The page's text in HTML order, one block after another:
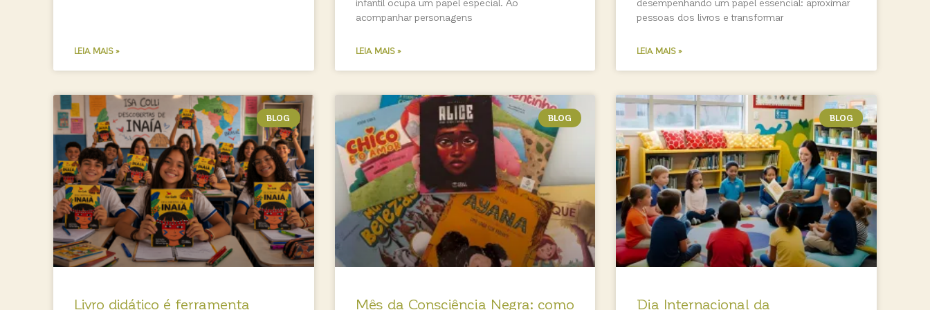
LEIA MAIS »
infantil ocupa um papel especial. Ao
acompanhar personagens
LEIA MAIS »
desempenhando um papel essencial: aproximar
pessoas dos livros e transformar
LEIA MAIS »
BLOG
Livro didático é ferramenta
BLOG
Mês da Consciência Negra: como
BLOG
Dia Internacional da